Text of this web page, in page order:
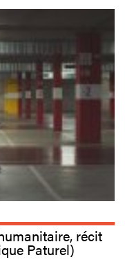
récit
Paturel)